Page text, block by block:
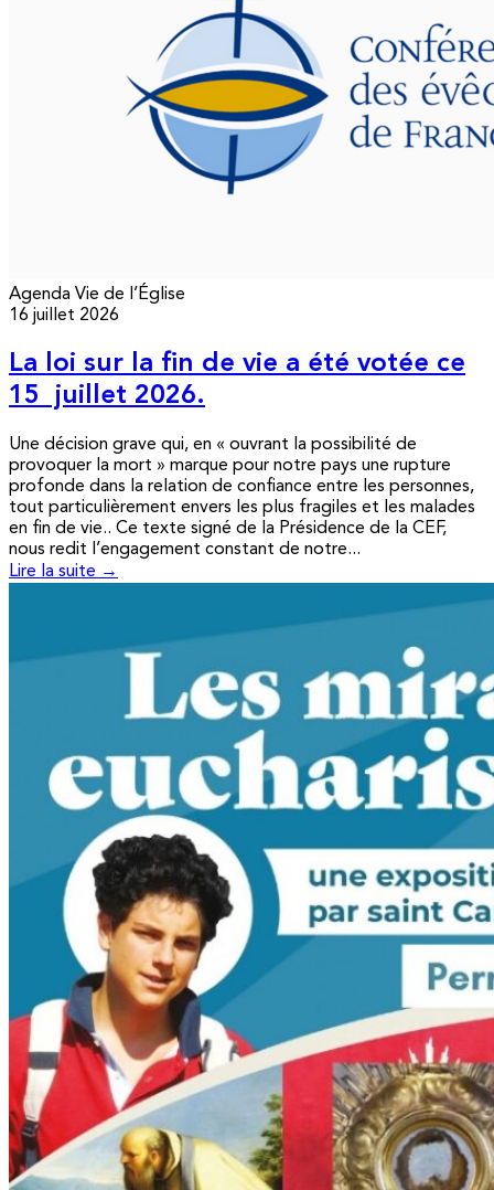
Agenda Vie de l’Église
16 juillet 2026
La loi sur la fin de vie a été votée ce
15 juillet 2026.
Une décision grave qui, en « ouvrant la possibilité de
provoquer la mort » marque pour notre pays une rupture
profonde dans la relation de confiance entre les personnes,
tout particulièrement envers les plus fragiles et les malades
en fin de vie.. Ce texte signé de la Présidence de la CEF,
nous redit l’engagement constant de notre...
Lire la suite →